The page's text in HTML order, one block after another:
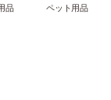
品 ペット用品